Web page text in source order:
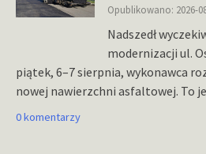
Opublikowano: 2026-
Nadszedł
modernizacji ul.
piątek, 6–7 sierpnia, wykonawca
nowej nawierzchni asfaltowej. To
0 komentarzy